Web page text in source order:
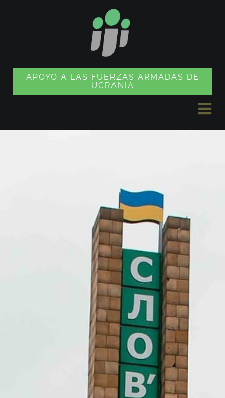
APOYO A LAS FUERZAS ARMADAS DE
UCRANIA
TIENDA DE SOUVENIRS
TODOS LOS REQUISITOS